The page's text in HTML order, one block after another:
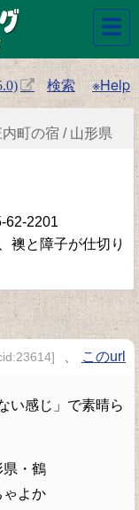
検索 ※Help
町の宿 / 山形県
62-2201
襖と障子が仕切り
このurl
い感じ」で素晴ら
県・鶴
ゃよか
☰